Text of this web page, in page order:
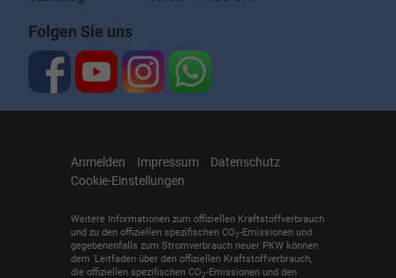
Folgen Sie uns
Anmelden Impressum
Datenschutz
Cookie-Einstellungen
Weitere Informationen zum offiziellen Kraftstoffverbrauch
und zu den offiziellen spezifischen CO2-Emissionen und
gegebenenfalls zum Stromverbrauch neuer PKW können
dem 'Leitfaden über den offiziellen Kraftstoffverbrauch,
die offiziellen spezifischen CO2-Emissionen und den